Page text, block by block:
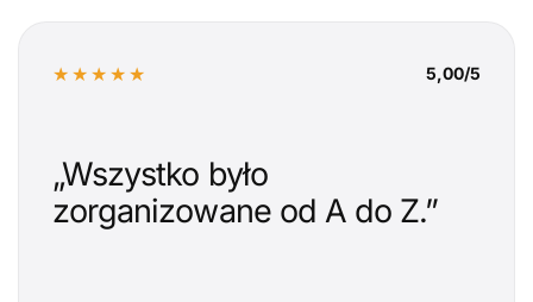
★★★★★ 5,00/5
„Wszystko było
zorganizowane od A do Z.”